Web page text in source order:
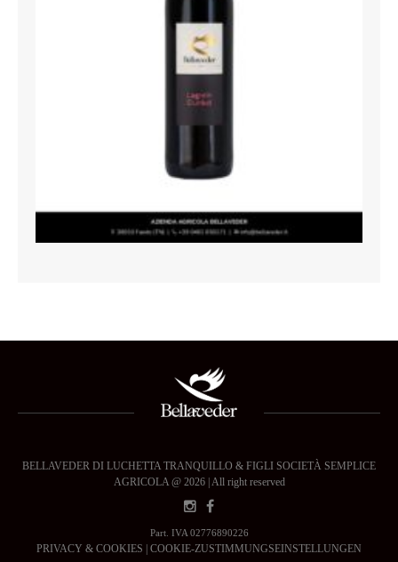
BELLAVEDER DI LUCHETTA TRANQUILLO & FIGLI SOCIETÀ SEMPLICE
AGRICOLA @ 2026 | All right reserved
Part. IVA 02776890226
PRIVACY & COOKIES | COOKIE-ZUSTIMMUNGSEINSTELLUNGEN